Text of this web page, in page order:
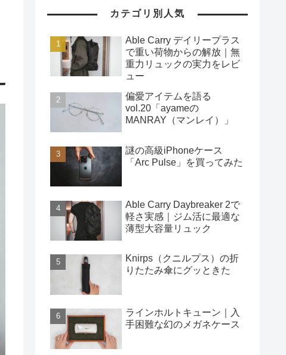
カテゴリ別人気
Able Carry デイリープラス
で重い荷物からの解放｜無
重力リュックの実力をレビ
ュー
偏愛アイテムを語る
vol.20「ayameの
MANRAY（マンレイ）」
謎の高級iPhoneケース
「Arc Pulse」を買ってみた
Able Carry Daybreaker 2で
軽さ実感｜ジム活に最適な
薄型大容量リュック
Knirps（クニルプス）の折
りたたみ傘にグッときた
ラインホルトキューン｜入
手困難な幻のメガネケース